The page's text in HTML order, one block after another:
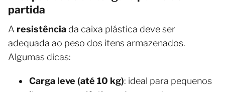
partida
A resistência da caixa plástica deve ser
adequada ao peso dos itens armazenados.
Algumas dicas:
Carga leve (até 10 kg): ideal para pequenos